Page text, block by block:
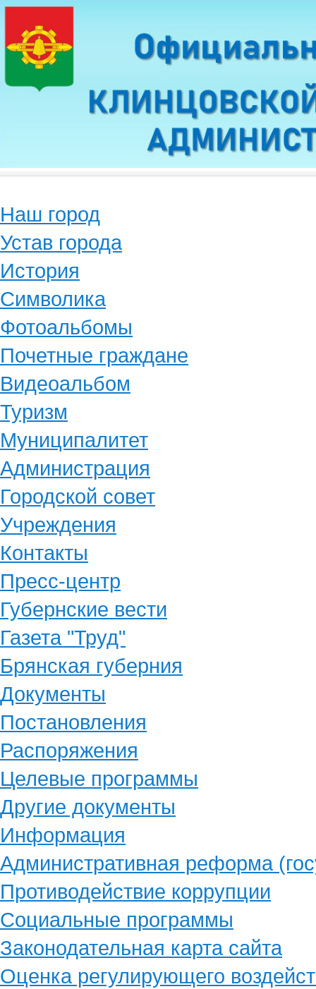
Наш город
Устав города
История
Символика
Фотоальбомы
Почетные граждане
Видеоальбом
Туризм
Муниципалитет
Администрация
Городской совет
Учреждения
Контакты
Пресс-центр
Губернские вести
Газета "Труд"
Брянская губерния
Документы
Постановления
Распоряжения
Целевые программы
Другие документы
Информация
Административная реформа
Противодействие коррупции
Социальные программы
Законодательная карта сайта
Оценка регулирующего